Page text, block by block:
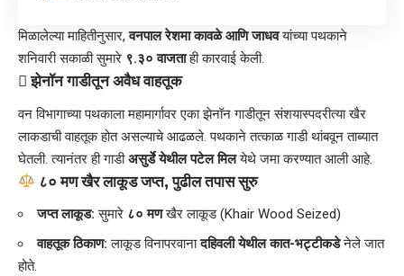
मिळालेल्या माहितीनुसार,वनपाल रेशमा कावळे आणि जाधवयांच्या पथकाने
शनिवारी सकाळी सुमारे ९.३० वाजताही कारवाई केली.
​झेनॉन गाडीतून अवैध वाहतूक
वन विभागाच्या पथकाला महामार्गावर एका झेनॉन गाडीतून संशयास्पदरीत्या खैर
लाकडाची वाहतूक होत असल्याचे आढळले. पथकाने तत्काळ गाडी थांबवून ताब्यात
घेतली. त्यानंतर ही गाडीअसुर्डे येथील पटेल मिलयेथे जमा करण्यात आली आहे.
८० मण खैर लाकूड जप्त, पुढील तपास सुरु
जप्त लाकूड: सुमारे ८० मणखैर लाकूड (Khair Wood Seized)
वाहतूक ठिकाण: लाकूड विनापरवानादहिवली येथील कात-भट्टीकडेनेले जात
होते.